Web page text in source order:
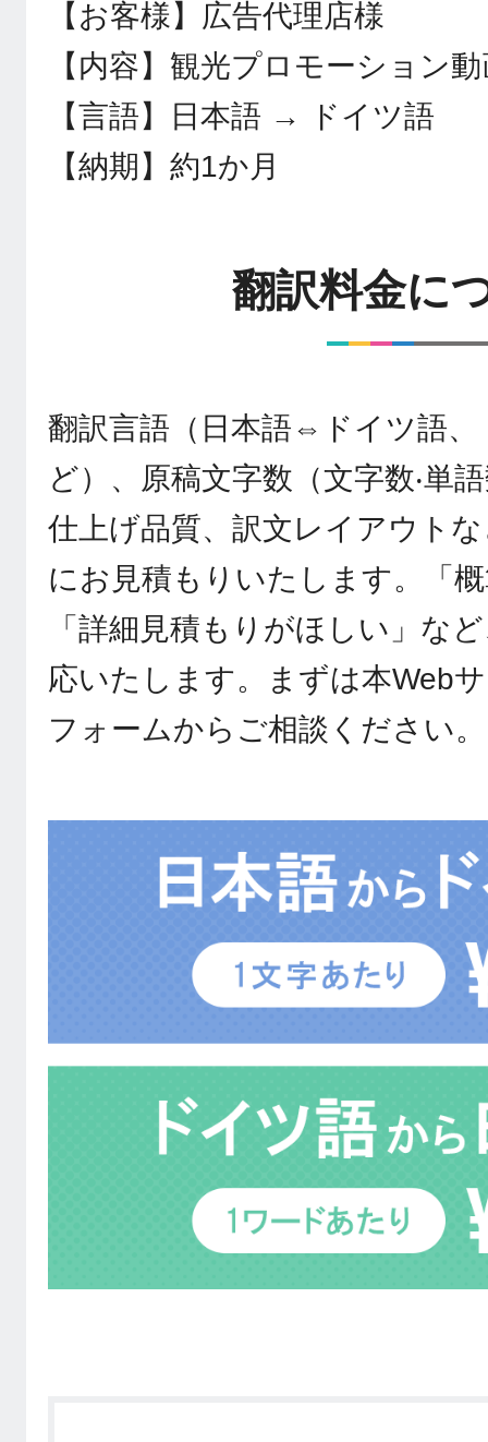
【お客様】広告代理店様
【内容】観光プロモーション
【言語】日本語 → ドイツ語
【納期】約1か月
翻訳料金に
翻訳言語（日本語⇔ドイツ語
ど）、原稿文字数（文字数‧単
仕上げ品質、訳文レイアウト
にお見積もりいたします。「
「詳細見積もりがほしい」な
応いたします。まずは本Web
フォームからご相談ください。